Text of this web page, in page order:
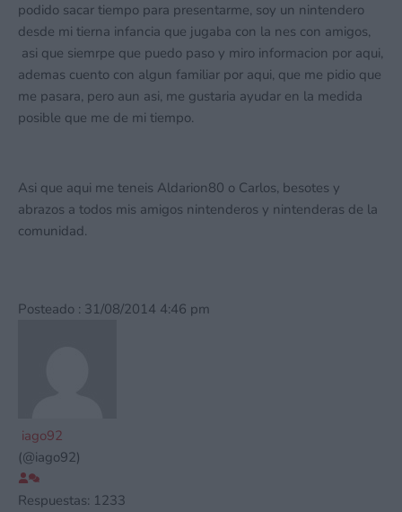
podido sacar tiempo para presentarme, soy un nintendero
desde mi tierna infancia que jugaba con la nes con amigos,
asi que siemrpe que puedo paso y miro informacion por aqui,
ademas cuento con algun familiar por aqui, que me pidio que
me pasara, pero aun asi, me gustaria ayudar en la medida
posible que me de mi tiempo.
Asi que aqui me teneis Aldarion80 o Carlos, besotes y
abrazos a todos mis amigos nintenderos y nintenderas de la
comunidad.
Posteado : 31/08/2014 4:46 pm
iago92
(@iago92)
Respuestas: 1233